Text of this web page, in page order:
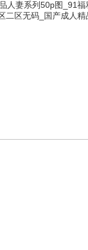
人妻系列50p图_91
二区无码_国产成人
示